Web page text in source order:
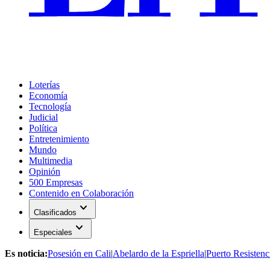
Loterías
Economía
Tecnología
Judicial
Política
Entretenimiento
Mundo
Multimedia
Opinión
500 Empresas
Contenido en Colaboración
Clasificados expand_more
Especiales expand_more
Es noticia:Posesión en Cali|Abelardo de la Espriella|Puerto